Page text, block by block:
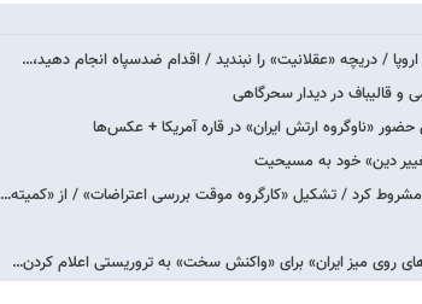
/ دریچه «عقلانیت» را نبندید / اقدام ضدسپاه انجام دهید،…
و قالیباف در دیدار سحرگاهی
حضور «ناوگروه ارتش ایران» در قاره آمریکا + عکس‌ها
دین» خود به مسیحیت
مشروط کرد / تشکیل «کارگروه موقت بررسی اعتراضات» / از «کمیته…
روی میز ایران» برای «واکنش سخت» به تروریستی اعلام کردن…